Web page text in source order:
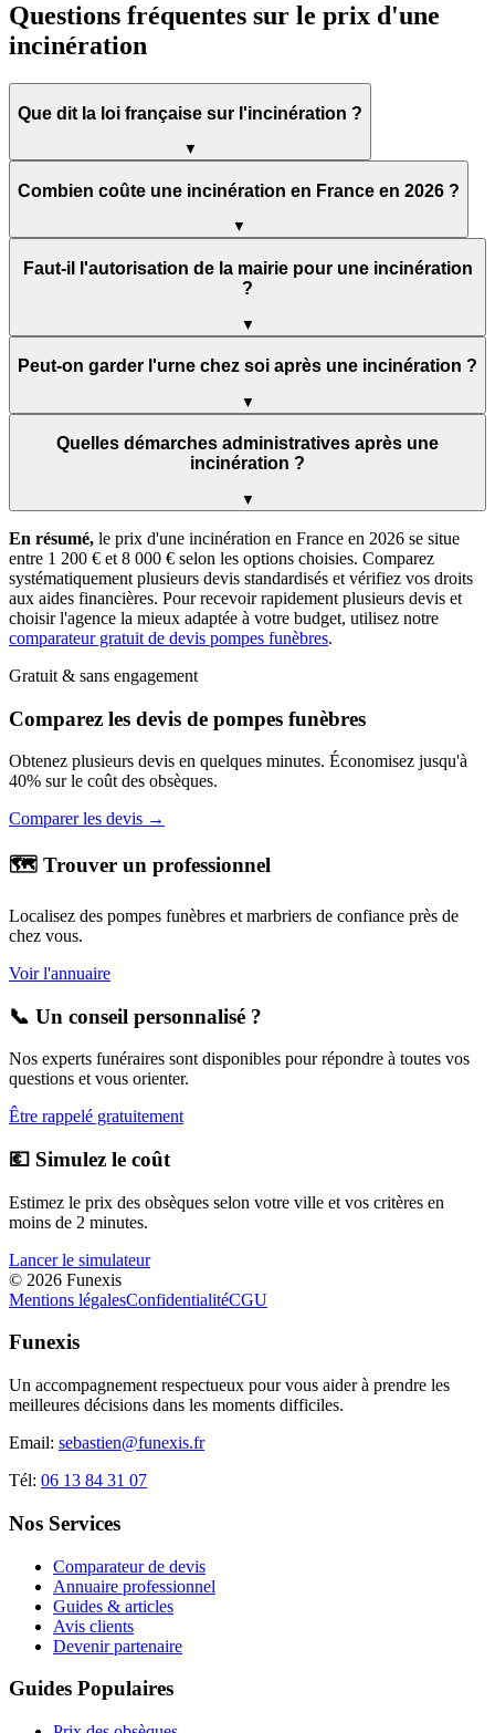
Questions fréquentes sur le prix d'une
incinération
Que dit la loi française sur l'incinération ?
▼
Combien coûte une incinération en France en 2026 ?
▼
Faut-il l'autorisation de la mairie pour une incinération
?
▼
Peut-on garder l'urne chez soi après une incinération ?
▼
Quelles démarches administratives après une
incinération ?
▼
En résumé, le prix d'une incinération en France en 2026 se situe
entre 1 200 € et 8 000 € selon les options choisies. Comparez
systématiquement plusieurs devis standardisés et vérifiez vos droits
aux aides financières. Pour recevoir rapidement plusieurs devis et
choisir l'agence la mieux adaptée à votre budget, utilisez notre
comparateur gratuit de devis pompes funèbres.
Gratuit & sans engagement
Comparez les devis de pompes funèbres
Obtenez plusieurs devis en quelques minutes. Économisez jusqu'à
40% sur le coût des obsèques.
Comparer les devis →
🗺️ Trouver un professionnel
Localisez des pompes funèbres et marbriers de confiance près de
chez vous.
Voir l'annuaire
📞 Un conseil personnalisé ?
Nos experts funéraires sont disponibles pour répondre à toutes vos
questions et vous orienter.
Être rappelé gratuitement
💶 Simulez le coût
Estimez le prix des obsèques selon votre ville et vos critères en
moins de 2 minutes.
Lancer le simulateur
© 2026 Funexis
Mentions légalesConfidentialitéCGU
Funexis
Un accompagnement respectueux pour vous aider à prendre les
meilleures décisions dans les moments difficiles.
Email: sebastien@funexis.fr
Tél: 06 13 84 31 07
Nos Services
Comparateur de devis
Annuaire professionnel
Guides & articles
Avis clients
Devenir partenaire
Guides Populaires